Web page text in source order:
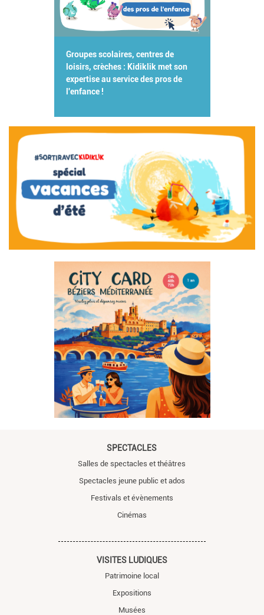
Groupes scolaires, centres de
loisirs, crèches : Kidiklik met son
expertise au service des pros de
l'enfance !
SPECTACLES
Salles de spectacles et théâtres
Spectacles jeune public et ados
Festivals et évènements
Cinémas
VISITES LUDIQUES
Patrimoine local
Expositions
Musées